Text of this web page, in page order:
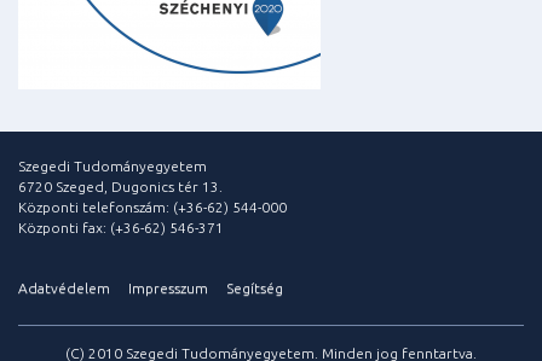
Szegedi Tudományegyetem
6720 Szeged, Dugonics tér 13.
Központi telefonszám: (+36-62) 544-000
Központi fax: (+36-62) 546-371
Adatvédelem Impresszum Segítség
(C) 2010 Szegedi Tudományegyetem. Minden jog fenntartva.